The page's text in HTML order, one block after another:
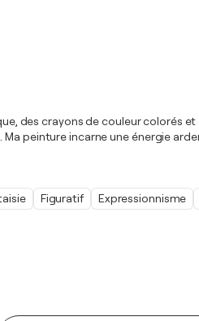
des crayons de couleur
peinture incarne une énergie
Figuratif Expressionnisme